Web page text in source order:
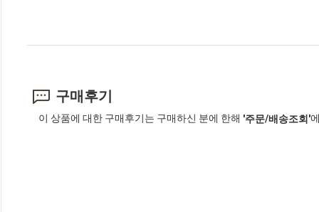
구매후기
이 상품에 대한 구매후기는 구매하신 분에 한해 '주문/배송조회'